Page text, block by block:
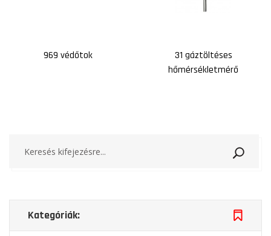
969 védőtok
31 gáztöltéses
hőmérsékletmérő
Kategóriák: